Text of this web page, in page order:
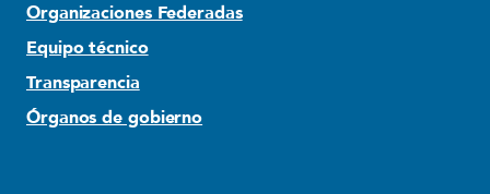
Organizaciones Federadas
Equipo técnico
Transparencia
Órganos de gobierno